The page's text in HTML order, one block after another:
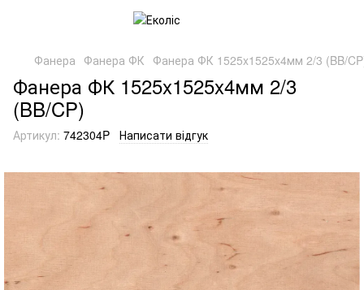
Фанера Фанера ФК Фанера ФК 1525x1525x4мм 2/3 (BB/
Фанера ФК 1525x1525x4мм 2/3
(BB/CP)
Артикул: 742304P Написати відгук